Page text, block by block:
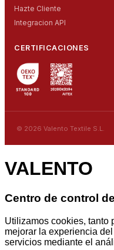
Hazte Cliente
Integracion API
CERTIFICACIONES
© 2026 Valento Textile S.L.
VALENTO
Centro de control
Utilizamos cookies, tanto
mejorar la experiencia
servicios mediante el